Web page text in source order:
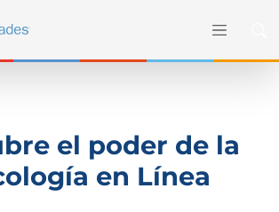
el poder de la
en Línea